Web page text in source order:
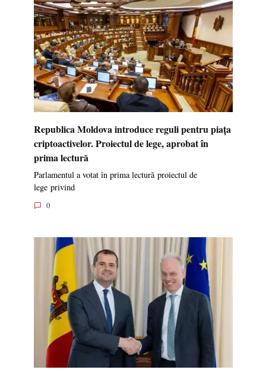
Republica Moldova introduce reguli pentru piața
criptoactivelor. Proiectul de lege, aprobat în
prima lectură
Parlamentul a votat în prima lectură proiectul de
lege privind
0